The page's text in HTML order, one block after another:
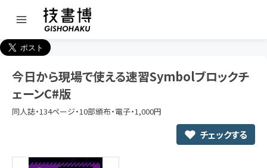
今日から現場で使える速習Symbolブロックチ
ェーンC#版
同人誌・134ページ・10部頒布・電子・1,000円
チェックする